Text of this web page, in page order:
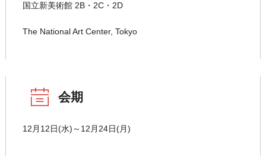
国立新美術館 2B・2C・2D
The National Art Center, Tokyo
会期
12月12日(水)～12月24日(月)